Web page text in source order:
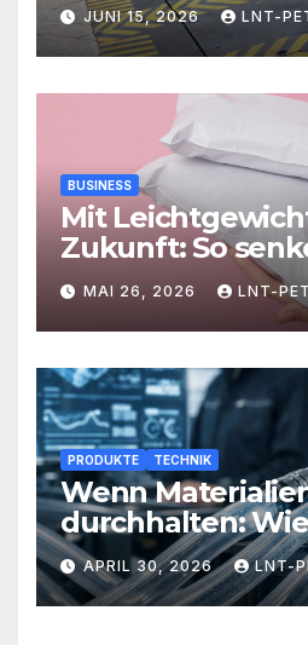
JUNI 15, 2026 LNT-
BUSINESS
Mit
Zukunft: So
Kosten und
MAI 26, 2026 LNT-PET
PRODUKTE TECHNIK
Wenn
durchhalten:
Werkstoffe Ihre
revolutionieren
APRIL 30, 2026 LNT-